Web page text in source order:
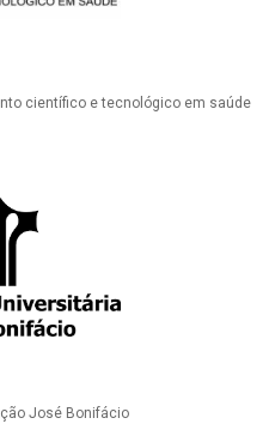
científico e tecnológico em saúde
José Bonifácio